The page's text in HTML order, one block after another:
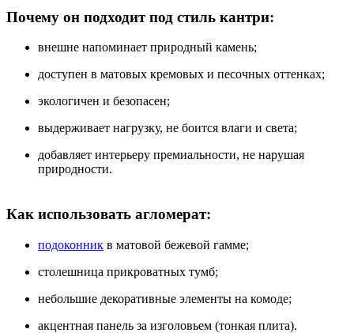
Почему он подходит под стиль кантри:
внешне напоминает природный камень;
доступен в матовых кремовых и песочных оттенках;
экологичен и безопасен;
выдерживает нагрузку, не боится влаги и света;
добавляет интерьеру премиальности, не нарушая
природности.
Как использовать агломерат:
подоконник в матовой бежевой гамме;
столешница прикроватных тумб;
небольшие декоративные элементы на комоде;
акцентная панель за изголовьем (тонкая плита).